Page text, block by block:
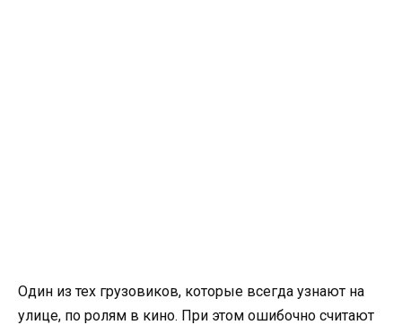
Один из тех грузовиков, которые всегда узнают на
улице, по ролям в кино. При этом ошибочно считают